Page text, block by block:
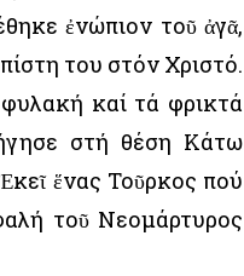
ἐνώπιον τοῦ ἀγᾶ,
του στόν Χριστό.
καί τά φρικτά
στή θέση Κάτω
ἕνας Τοῦρκος πού
τοῦ Νεομάρτυρος